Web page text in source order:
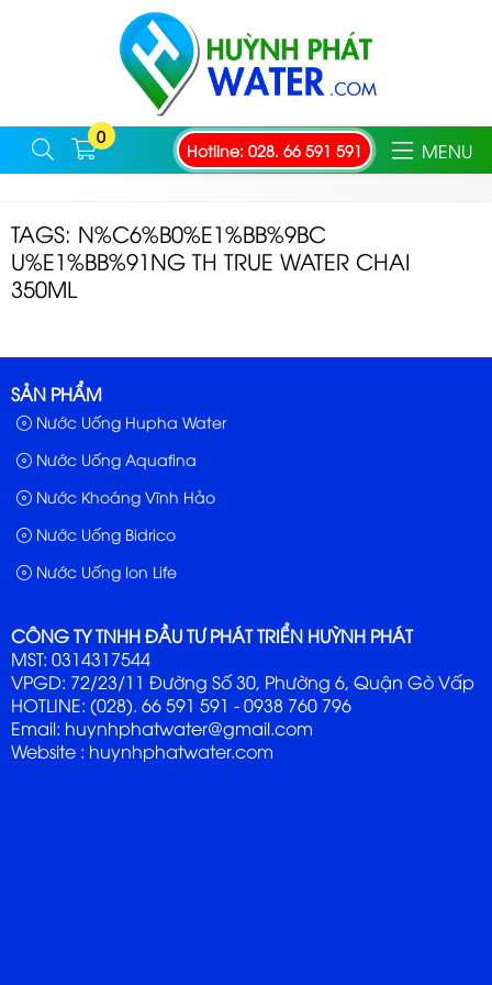
0
Hotline: 028. 66 591 591 MENU
TAGS: N%C6%B0%E1%BB%9BC
U%E1%BB%91NG TH TRUE WATER CHAI
350ML
CÔNG TY TNHH ĐẦU TƯ PHÁT TRIỂN HUỲNH PHÁT
MST: 0314317544
VPGD: 72/23/11 Đường Số 30, Phường 6, Quận Gò Vấp
HOTLINE: (028). 66 591 591 - 0938 760 796
Email: huynhphatwater@gmail.com
Website : huynhphatwater.com
SẢN PHẨM
Nước Uống Hupha Water
Nước Uống Aquafina
Nước Khoáng Vĩnh Hảo
Nước Uống Bidrico
Nước Uống Ion Life